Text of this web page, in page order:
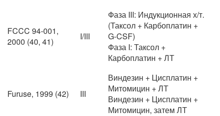
FCCC 94-001,
2000 (40, 41)
I/III
Фаза III: Индукционная х/т.
(Таксол + Карбоплатин +
G-CSF)
Фаза I: Таксол +
Карбоплатин + ЛТ
Furuse, 1999 (42) III
Виндезин + Цисплатин +
Митомицин + ЛТ
Виндезин + Цисплатин +
Митомицин, затем ЛТ